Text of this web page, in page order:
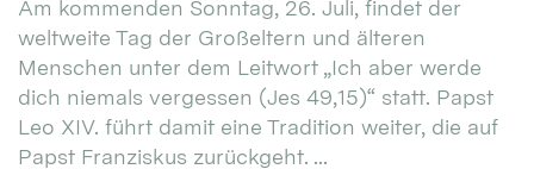
Am kommenden Sonntag, 26. Juli, findet der
weltweite Tag der Großeltern und älteren
Menschen unter dem Leitwort „Ich aber werde
dich niemals vergessen (Jes 49,15)“ statt. Papst
Leo XIV. führt damit eine Tradition weiter, die auf
Papst Franziskus zurückgeht. ...